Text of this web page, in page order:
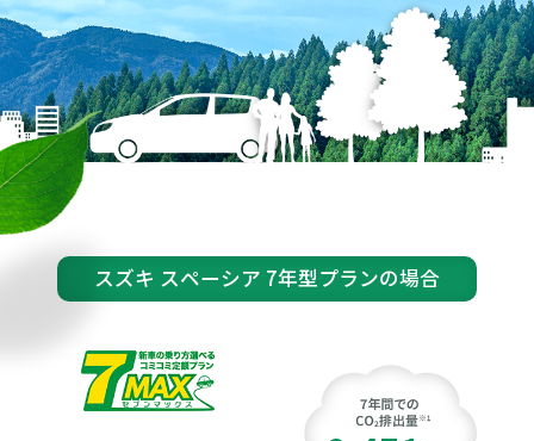
スズキ スペーシア 7年型プランの場合